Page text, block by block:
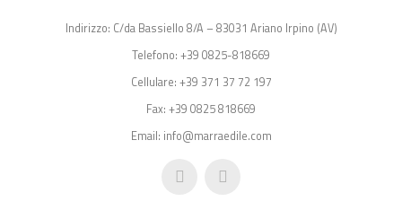
Indirizzo: C/da Bassiello 8/A – 83031 Ariano Irpino (AV)
Telefono: +39 0825-818669
Cellulare: +39 371 37 72 197
Fax: +39 0825 818669
Email: info@marraedile.com